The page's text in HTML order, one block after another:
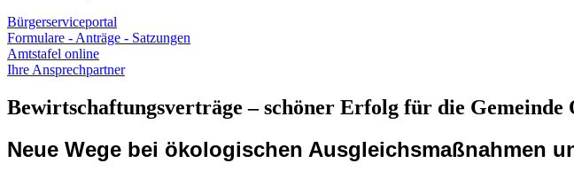
Bürgerserviceportal
Formulare - Anträge - Satzungen
Amtstafel online
Ihre Ansprechpartner
Bewirtschaftungsverträge – schöner Erfolg für die Gemeinde
Neue Wege bei ökologischen Ausgleichsmaßnahmen